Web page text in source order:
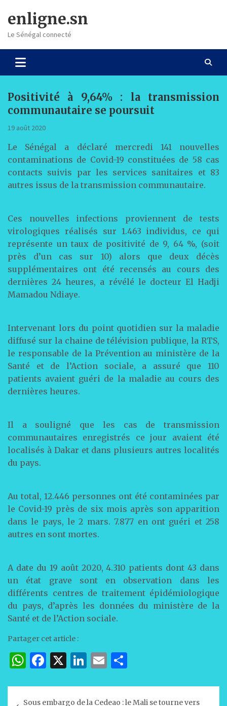
content
enligne.sn
Le Sénégal connecté
Positivité à 9,64% : la transmission
communautaire se poursuit
19 août 2020
Le Sénégal a déclaré mercredi 141 nouvelles
contaminations de Covid-19 constituées de 58 cas
contacts suivis par les services sanitaires et 83
autres issus de la transmission communautaire.
Ces nouvelles infections proviennent de tests
virologiques réalisés sur 1.463 individus, ce qui
représente un taux de positivité de 9, 64 %, (soit
près d’un cas sur 10) alors que deux décès
supplémentaires ont été recensés au cours des
dernières 24 heures, a révélé le docteur El Hadji
Mamadou Ndiaye.
Intervenant lors du point quotidien sur la maladie
diffusé sur la chaine de télévision publique, la RTS,
le responsable de la Prévention au ministère de la
Santé et de l’Action sociale, a assuré que 110
patients avaient guéri de la maladie au cours des
dernières heures.
Il a souligné que les cas de transmission
communautaires enregistrés ce jour avaient été
localisés à Dakar et dans plusieurs autres localités
du pays.
Au total, 12.446 personnes ont été contaminées par
le Covid-19 près de six mois après son apparition
dans le pays, le 2 mars. 7.877 en ont guéri et 258
autres en sont mortes.
A date du 19 août 2020, 4.310 patients dont 43 dans
un état grave sont en observation dans les
différents centres de traitement épidémiologique
du pays, d’après les données du ministère de la
Santé et de l’Action sociale.
Partager cet article :
W
at
F
c
X
Li
k
E
ai ta
Sous embargo de la Cedeao : le Mali se tourne vers